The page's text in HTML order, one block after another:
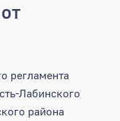
регламента
Лабинского
района